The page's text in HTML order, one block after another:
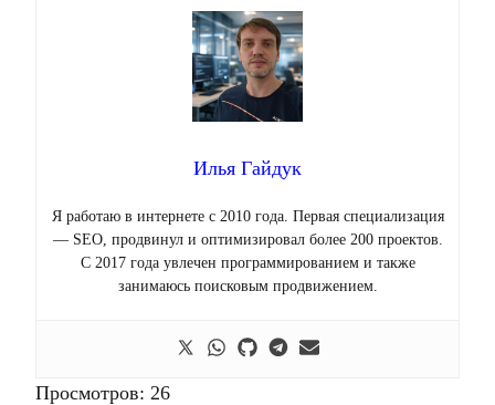
Илья Гайдук
Я работаю в интернете с 2010 года. Первая специализация
— SEO, продвинул и оптимизировал более 200 проектов.
С 2017 года увлечен программированием и также
занимаюсь поисковым продвижением.
Просмотров: 26